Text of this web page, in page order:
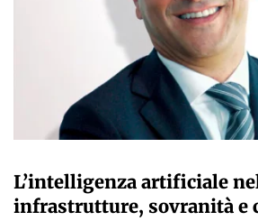
L’intelligenza artificiale
infrastrutture, sovranità e